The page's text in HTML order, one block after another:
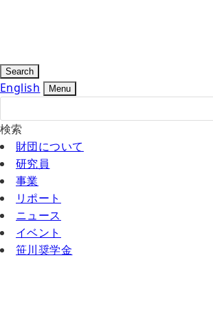
Search
English Menu
検索
財団について
研究員
事業
リポート
ニュース
イベント
笹川奨学金